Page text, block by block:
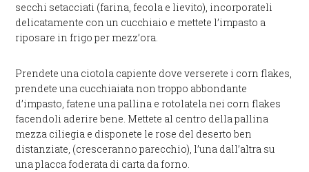
secchi setacciati (farina, fecola e lievito), incorporateli
delicatamente con un cucchiaio e mettete l’impasto a
riposare in frigo per mezz’ora.
Prendete una ciotola capiente dove verserete i corn flakes,
prendete una cucchiaiata non troppo abbondante
d’impasto, fatene una pallina e rotolatela nei corn flakes
facendoli aderire bene. Mettete al centro della pallina
mezza ciliegia e disponete le rose del deserto ben
distanziate, (cresceranno parecchio), l’una dall’altra su
una placca foderata di carta da forno.